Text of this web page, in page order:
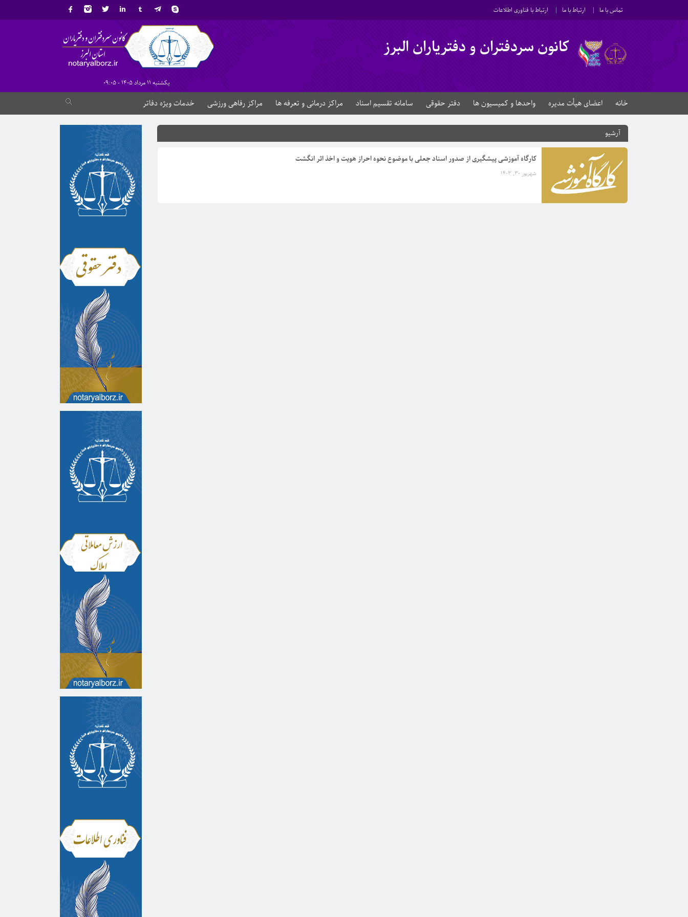
تماس با ما ارتباط با ما ارتباط با فناوری اطلاعات
کانون سردفتران و دفتریاران البرز
یکشنبه 11 مرداد 1405 - 09:05
خانه اعضای هیأت مدیره واحدها و کمیسیون ها دفتر حقوقی سامانه تقسیم اسناد مراکز درمانی و تعرفه ها مراکز رفاهی ورزشی خدمات ویژه دفاتر
آرشیو
کارگاه آموزشی پیشگیری از صدور اسناد جعلی با موضوع نحوه احراز هویت و اخذ اثر انگشت
شهریور 30, 1403